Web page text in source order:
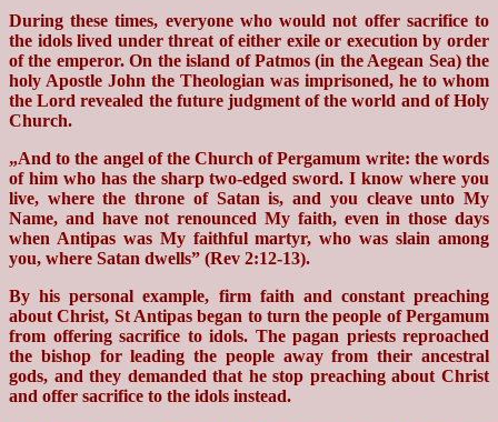
During these times, everyone who would not offer sacrifice to
the idols lived under threat of either exile or execution by order
of the emperor. On the island of Patmos (in the Aegean Sea) the
holy Apostle John the Theologian was imprisoned, he to whom
the Lord revealed the future judgment of the world and of Holy
Church.
„And to the angel of the Church of Pergamum write: the words
of him who has the sharp two-edged sword. I know where you
live, where the throne of Satan is, and you cleave unto My
Name, and have not renounced My faith, even in those days
when Antipas was My faithful martyr, who was slain among
you, where Satan dwells” (Rev 2:12-13).
By his personal example, firm faith and constant preaching
about Christ, St Antipas began to turn the people of Pergamum
from offering sacrifice to idols. The pagan priests reproached
the bishop for leading the people away from their ancestral
gods, and they demanded that he stop preaching about Christ
and offer sacrifice to the idols instead.